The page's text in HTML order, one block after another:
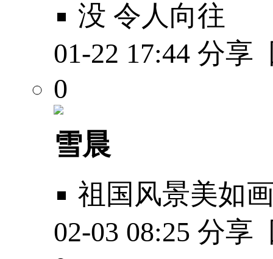
没 令人向往
01-22 17:44 分享
0
雪晨
祖国风景美如
02-03 08:25 分享